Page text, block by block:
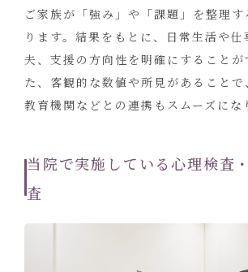
ご家族が「強み」や「課題」を整理
ります。結果をもとに、日常生活や仕
夫、支援の方向性を明確にすることが
た、客観的な数値や所見があることで
教育機関などとの連携もスムーズにな
当院で実施している心理検査
査